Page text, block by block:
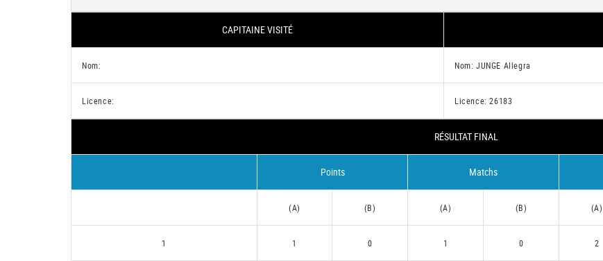
CAPITAINE VISITÉ
Nom: Nom: JUNGE Allegra
Licence: Licence: 26183
RÉSULTAT FINAL
Points Matchs
(A) (B) (A) (B) (A)
1 1 0 1 0 2